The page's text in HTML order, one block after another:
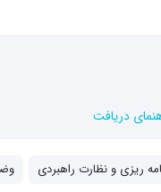
دریافت
ریزی و نظارت راهبردی